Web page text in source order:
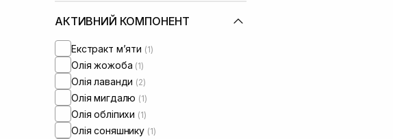
АКТИВНИЙ КОМПОНЕНТ
Екстракт м’яти (1)
Олія жожоба (1)
Олія лаванди (2)
Олія мигдалю (1)
Олія обліпихи (1)
Олія соняшнику (1)